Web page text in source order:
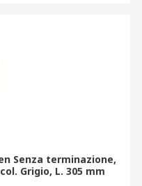
Senza terminazione,
Grigio, L. 305 mm